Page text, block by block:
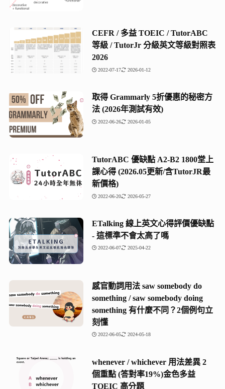
CEFR / 多益 TOEIC / TutorABC
等級 / TutorJr 分級英文等級對照表
2026
2022-07-17 2026-01-12
取得 Grammarly 5折優惠的秘密方
法 (2026年測試有效)
2022-06-26 2026-01-05
TutorABC 優缺點 A2-B2 1800堂上
課心得 (2026.05更新/含TutorJR最
新價格)
2022-06-20 2026-05-27
ETalking 線上英文心得評價優缺點
- 這標準不會太高了嗎
2022-06-07 2025-04-22
感官動詞用法 saw somebody do
something / saw somebody doing
something 有什麼不同？2個例句立
刻懂
2022-06-05 2024-05-18
​whenever / whichever 用法差異 2
個重點 (答對率19%)​金色多益
TOEIC 高分題